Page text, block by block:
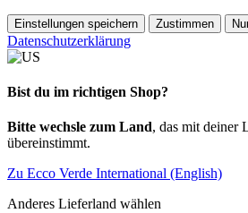
Einstellungen speichern Zustimmen
Datenschutzerklärung
Bist du im richtigen Shop?
Bitte wechsle zum Land, das mit deiner
übereinstimmt.
Zu Ecco Verde International (English)
Anderes Lieferland wählen